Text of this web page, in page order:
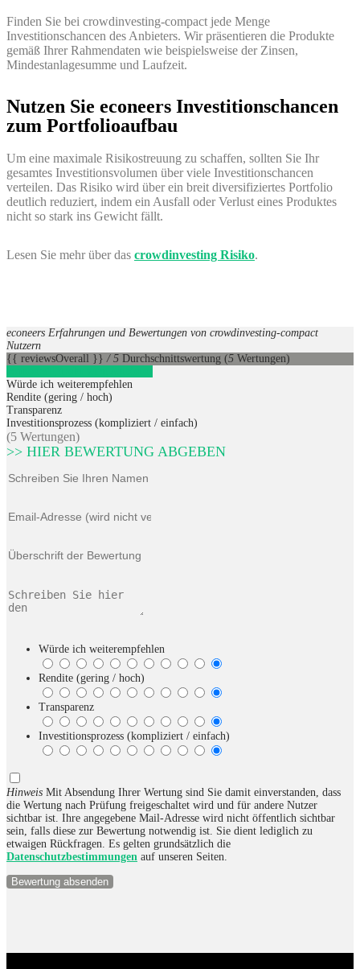
Finden Sie bei crowdinvesting-compact jede Menge
Investitionschancen des Anbieters. Wir präsentieren die Produkte
gemäß Ihrer Rahmendaten wie beispielsweise der Zinsen,
Mindestanlagesumme und Laufzeit.
Nutzen Sie econeers Investitionschancen
zum Portfolioaufbau
Um eine maximale Risikostreuung zu schaffen, sollten Sie Ihr
gesamtes Investitionsvolumen über viele Investitionschancen
verteilen. Das Risiko wird über ein breit diversifiziertes Portfolio
deutlich reduziert, indem ein Ausfall oder Verlust eines Produktes
nicht so stark ins Gewicht fällt.
Lesen Sie mehr über das crowdinvesting Risiko.
econeers Erfahrungen und Bewertungen von crowdinvesting-compact
Nutzern
{{ reviewsOverall }} / 5 Durchschnittswertung (5 Wertungen)
Würde ich weiterempfehlen
Rendite (gering / hoch)
Transparenz
Investitionsprozess (kompliziert / einfach)
(5 Wertungen)
>> HIER BEWERTUNG ABGEBEN
Würde ich weiterempfehlen
Rendite (gering / hoch)
Transparenz
Investitionsprozess (kompliziert / einfach)
Hinweis Mit Absendung Ihrer Wertung sind Sie damit einverstanden, dass
die Wertung nach Prüfung freigeschaltet wird und für andere Nutzer
sichtbar ist. Ihre angegebene Mail-Adresse wird nicht öffentlich sichtbar
sein, falls diese zur Bewertung notwendig ist. Sie dient lediglich zu
etwaigen Rückfragen. Es gelten grundsätzlich die
Datenschutzbestimmungen auf unseren Seiten.